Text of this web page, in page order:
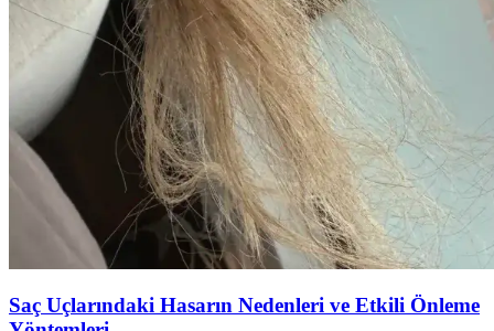
Saç Uçlarındaki Hasarın Nedenleri ve Etkili Önleme